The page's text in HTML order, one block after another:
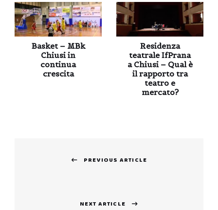
Basket – MBk
Chiusi in
continua
crescita
Residenza
teatrale IfPrana
a Chiusi – Qual è
il rapporto tra
teatro e
mercato?
PREVIOUS ARTICLE
NEXT ARTICLE